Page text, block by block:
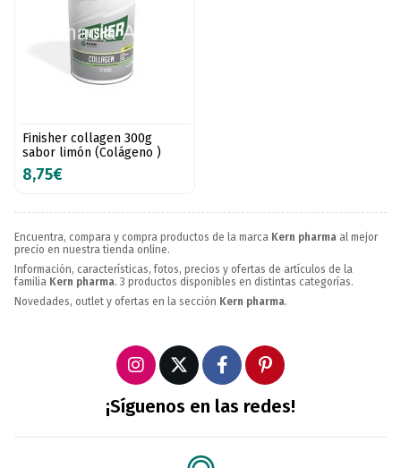
Encuentra, compara y compra productos de la marca Kern pharma al mejor
precio en nuestra tienda online.
Información, características, fotos, precios y ofertas de artículos de la
familia Kern pharma. 3 productos disponibles en distintas categorías.
Novedades, outlet y ofertas en la sección Kern pharma.
Finisher collagen 300g
sabor limón (Colágeno )
8,75€
¡Síguenos en las redes!